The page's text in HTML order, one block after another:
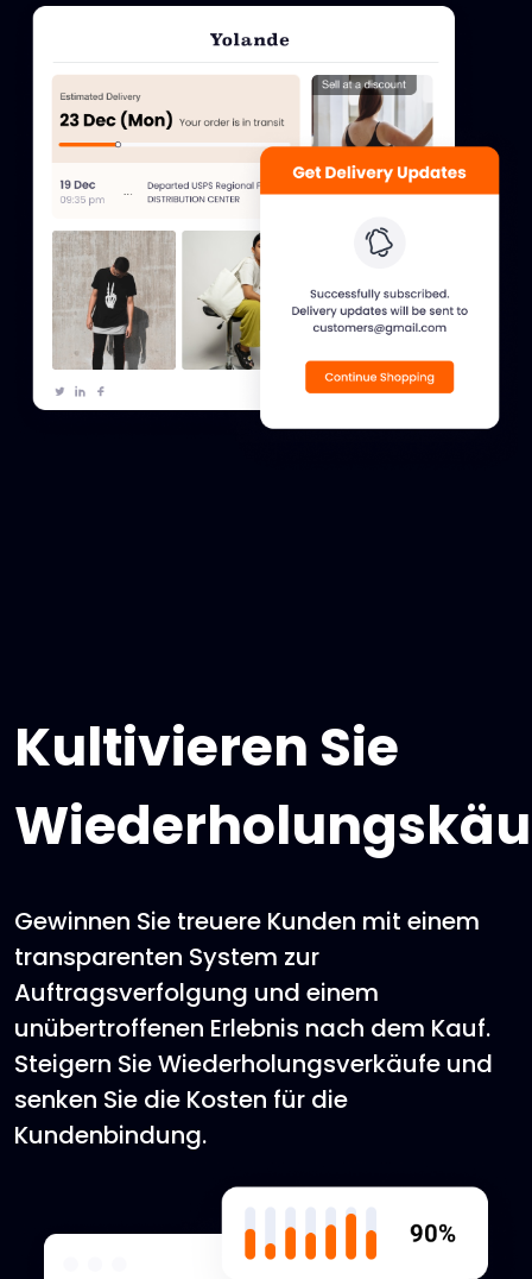
Kultivieren Sie
Gewinnen Sie treuere Kunden mit einem
transparenten System zur
Auftragsverfolgung und einem
unübertroffenen Erlebnis nach dem Kauf.
Steigern Sie Wiederholungsverkäufe und
senken Sie die Kosten für die
Kundenbindung.